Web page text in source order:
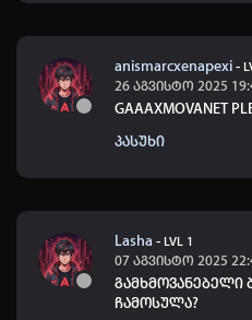
anismarcxenapexi -
26 აგვისტო 2025
GAAAXMOVANET
პასუხი
Lasha - LVL 1
07 აგვისტო 2025
გამხმოვანებელი
ჩამოსულა?